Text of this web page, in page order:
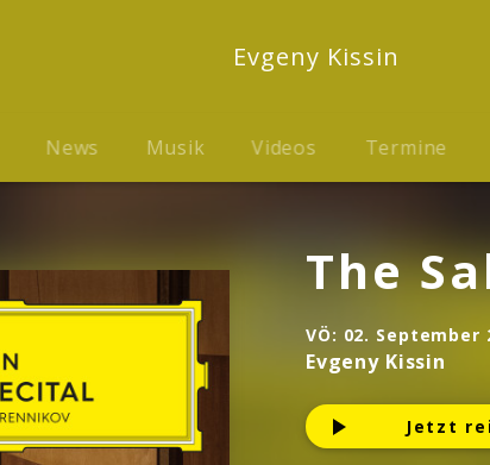
Evgeny Kissin
News Musik Videos Termine
The
VÖ: 02. September
Evgeny Kissin
Jetzt